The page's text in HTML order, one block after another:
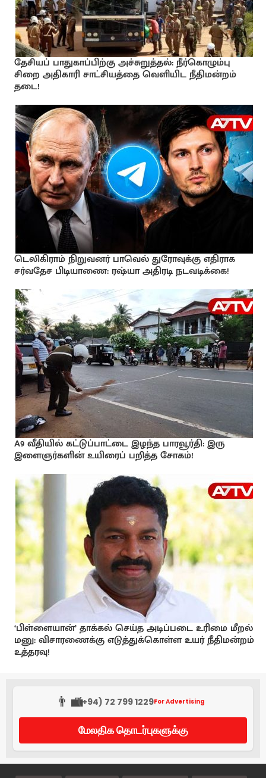
தேசியப் பாதுகாப்பிற்கு அச்சுறுத்தல்: நீர்கொழும்பு
சிறை அதிகாரி சாட்சியத்தை வெளியிட நீதிமன்றம்
தடை!
டெலிகிராம் நிறுவனர் பாவெல் துரோவுக்கு எதிராக
சர்வதேச பிடியாணை: ரஷ்யா அதிரடி நடவடிக்கை!
A9 வீதியில் கட்டுப்பாட்டை இழந்த பாரவூர்தி: இரு
இளைஞர்களின் உயிரைப் பறித்த சோகம்!
‘பிள்ளையான்’ தாக்கல் செய்த அடிப்படை உரிமை மீறல்
மனு: விசாரணைக்கு எடுத்துக்கொள்ள உயர் நீதிமன்றம்
உத்தரவு!
👨‍💼(+94) 72 799 1229For Advertising
மேலதிக தொடர்புகளுக்கு